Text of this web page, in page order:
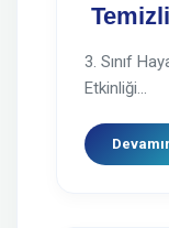
3. Sınıf
Etkinliği...